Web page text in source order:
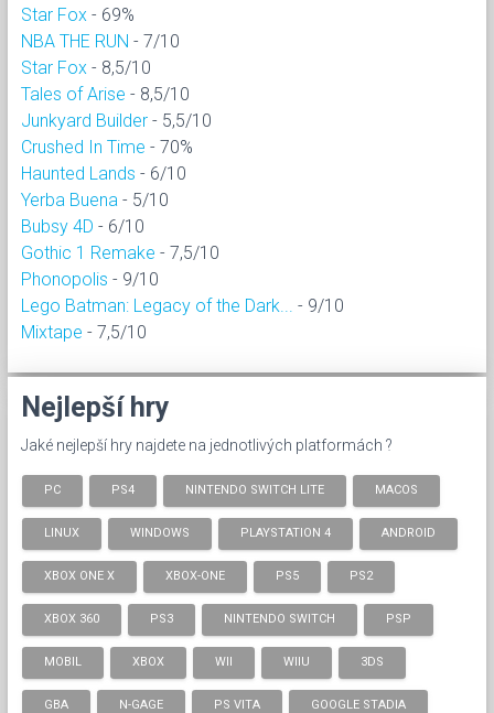
Star Fox - 69%
NBA THE RUN - 7/10
Star Fox - 8,5/10
Tales of Arise - 8,5/10
Junkyard Builder - 5,5/10
Crushed In Time - 70%
Haunted Lands - 6/10
Yerba Buena - 5/10
Bubsy 4D - 6/10
Gothic 1 Remake - 7,5/10
Phonopolis - 9/10
Lego Batman: Legacy of the Dark...
- 9/10
Mixtape - 7,5/10
Nejlepší hry
Jaké nejlepší hry najdete na jednotlivých platformách ?
PC PS4 NINTENDO SWITCH LITE MACOS
LINUX WINDOWS PLAYSTATION 4 ANDROID
XBOX ONE X XBOX-ONE PS5 PS2
XBOX 360 PS3 NINTENDO SWITCH PSP
MOBIL XBOX WII WIIU 3DS
GBA N-GAGE PS VITA GOOGLE STADIA